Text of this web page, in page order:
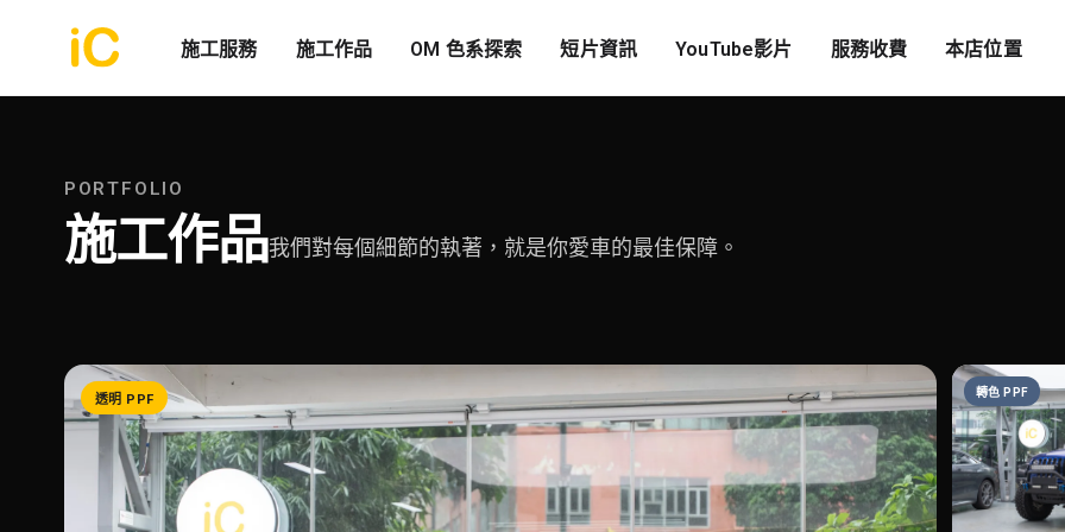
施工服務 施工作品 OM 色系探索 短片資訊 YouTube影片 服務收費 本店位置
PORTFOLIO
施工作品我們對每個細節的執著，就是你愛車的最佳保障。
透明 PPF 轉色 PPF